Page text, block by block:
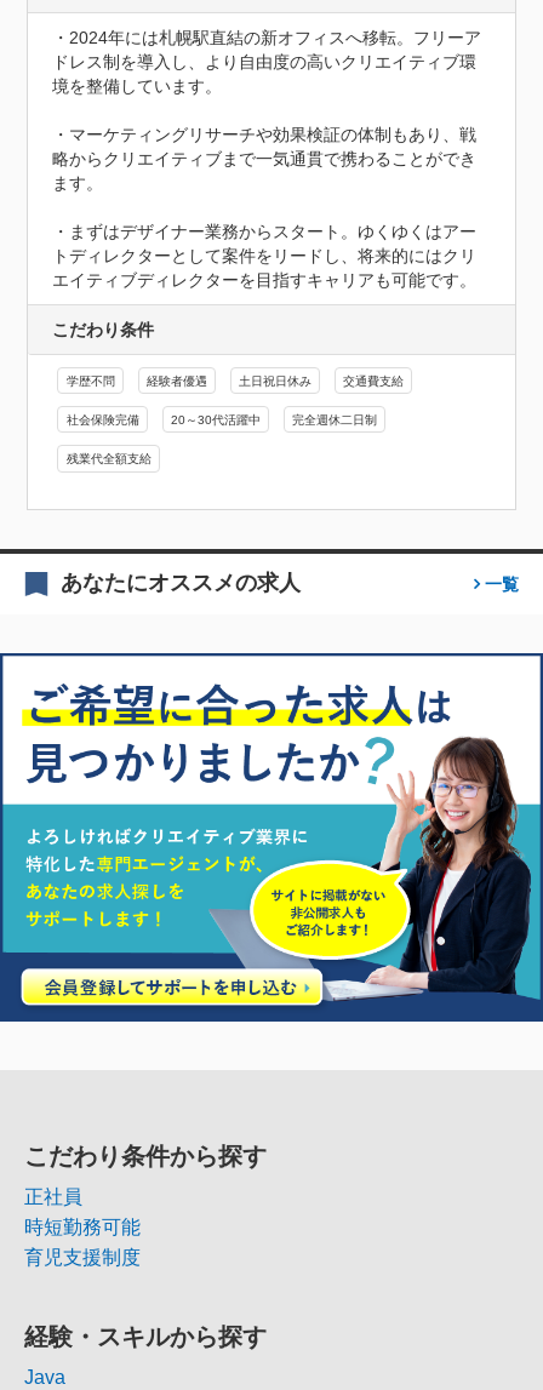
・2024年には札幌駅直結の新オフィスへ移転。フリーア
ドレス制を導入し、より自由度の高いクリエイティブ環
境を整備しています。
・マーケティングリサーチや効果検証の体制もあり、戦
略からクリエイティブまで一気通貫で携わることができ
ます。
・まずはデザイナー業務からスタート。ゆくゆくはアー
トディレクターとして案件をリードし、将来的にはクリ
エイティブディレクターを目指すキャリアも可能です。
こだわり条件
学歴不問 経験者優遇 土日祝日休み 交通費支給
社会保険完備 20～30代活躍中 完全週休二日制
残業代全額支給
あなたにオススメの求人 一覧
こだわり条件から探す
正社員
時短勤務可能
育児支援制度
経験・スキルから探す
Java